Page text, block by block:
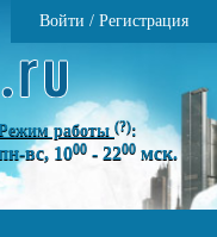
Войти / Регистрация
работы (?):
вс, 1000 - 2200 мск.